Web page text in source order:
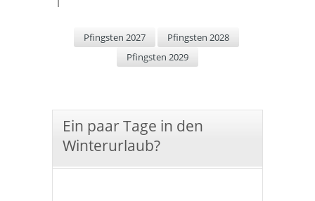
Pfingsten 2027
Pfingsten 2028
Pfingsten 2029
Ein paar Tage in den
Winterurlaub?